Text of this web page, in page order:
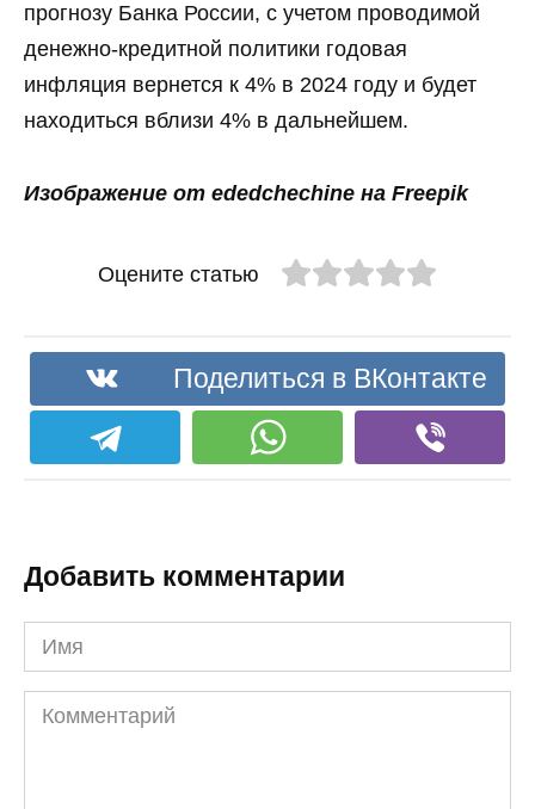
прогнозу Банка России, с учетом проводимой
денежно-кредитной политики годовая
инфляция вернется к 4% в 2024 году и будет
находиться вблизи 4% в дальнейшем.
Изображение от ededchechine на Freepik
Оцените статью
Поделиться в ВКонтакте
Добавить комментарии
Имя
Комментарий